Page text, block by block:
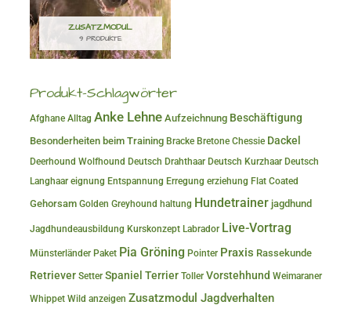
ZUSATZMODUL
9 PRODUKTE
Produkt-Schlagwörter
Afghane Alltag Anke Lehne Aufzeichnung Beschäftigung
Besonderheiten beim Training Bracke Bretone Chessie Dackel
Deerhound Wolfhound Deutsch Drahthaar Deutsch Kurzhaar Deutsch
Langhaar eignung Entspannung Erregung erziehung Flat Coated
Gehorsam Golden Greyhound haltung Hundetrainer jagdhund
Jagdhundeausbildung Kurskonzept Labrador Live-Vortrag
Münsterländer Paket Pia Gröning Pointer Praxis Rassekunde
Retriever Setter Spaniel Terrier Toller Vorstehhund Weimaraner
Whippet Wild anzeigen Zusatzmodul Jagdverhalten